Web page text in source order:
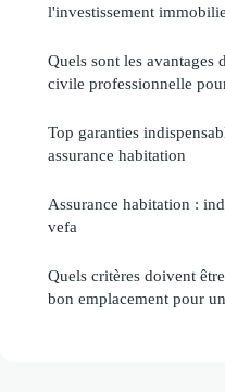
l'investissement
Quels sont les avantages
civile professionnelle
Top garanties
assurance habitation
Assurance habitation :
vefa
Quels critères doivent
bon emplacement pour